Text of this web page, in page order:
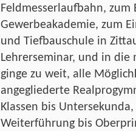
Feldmesserlaufbahn, zum
Gewerbeakademie, zum
und Tiefbauschule in
Lehrerseminar, und in die
ginge zu weit, alle
angegliederte
Klassen bis
Weiterführung bis